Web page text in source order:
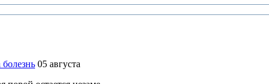
05 августа